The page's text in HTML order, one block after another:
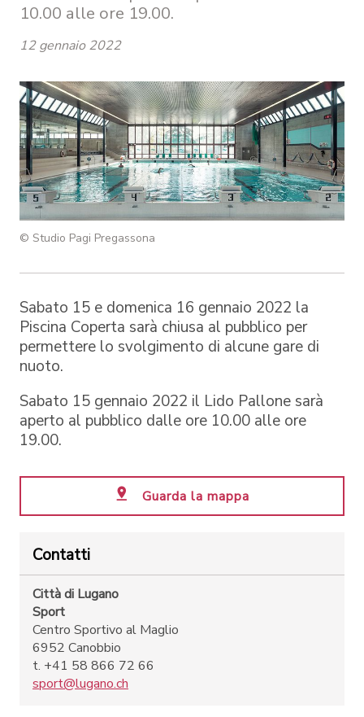
10.00 alle ore 19.00.
12 gennaio 2022
© Studio Pagi Pregassona
Sabato 15 e domenica 16 gennaio 2022 la
Piscina Coperta sarà chiusa al pubblico per
permettere lo svolgimento di alcune gare di
nuoto.
Sabato 15 gennaio 2022 il Lido Pallone sarà
aperto al pubblico dalle ore 10.00 alle ore
19.00.
Guarda la mappa
Contatti
Città di Lugano
Sport
Centro Sportivo al Maglio
6952 Canobbio
t. +41 58 866 72 66
sport@lugano.ch